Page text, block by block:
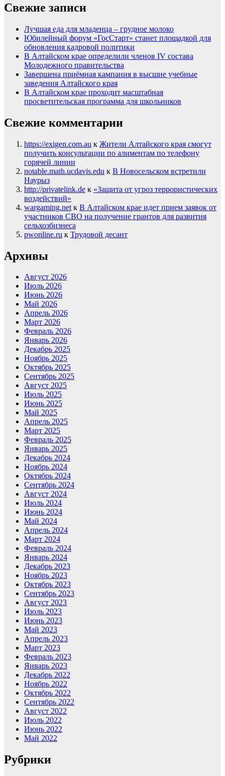
Свежие записи
Лучшая еда для младенца – грудное молоко
Юбилейный форум «ГосСтарт» станет площадкой для
обновления кадровой политики
В Алтайском крае определили членов IV состава
Молодежного правительства
Завершена приёмная кампания в высшие учебные
заведения Алтайского края
В Алтайском крае проходит масштабная
просветительская программа для школьников
Свежие комментарии
https://exigen.com.au к Жители Алтайского края смогут
получить консультации по алиментам по телефону
горячей линии
notable.math.ucdavis.edu к В Новосельском встретили
Наурыз
http://privatelink.de к «Защита от угроз террористических
воздействий»
wargaming.net к В Алтайском крае идет прием заявок от
участников СВО на получение грантов для развития
сельхозбизнеса
pwonline.ru к Трудовой десант
Архивы
Август 2026
Июль 2026
Июнь 2026
Май 2026
Апрель 2026
Март 2026
Февраль 2026
Январь 2026
Декабрь 2025
Ноябрь 2025
Октябрь 2025
Сентябрь 2025
Август 2025
Июль 2025
Июнь 2025
Май 2025
Апрель 2025
Март 2025
Февраль 2025
Январь 2025
Декабрь 2024
Ноябрь 2024
Октябрь 2024
Сентябрь 2024
Август 2024
Июль 2024
Июнь 2024
Май 2024
Апрель 2024
Март 2024
Февраль 2024
Январь 2024
Декабрь 2023
Ноябрь 2023
Октябрь 2023
Сентябрь 2023
Август 2023
Июль 2023
Июнь 2023
Май 2023
Апрель 2023
Март 2023
Февраль 2023
Январь 2023
Декабрь 2022
Ноябрь 2022
Октябрь 2022
Сентябрь 2022
Август 2022
Июль 2022
Июнь 2022
Май 2022
Рубрики